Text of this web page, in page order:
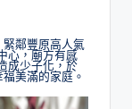
鄰豐原高人氣
心，廟方有感
成少子化，於
美滿的家庭。